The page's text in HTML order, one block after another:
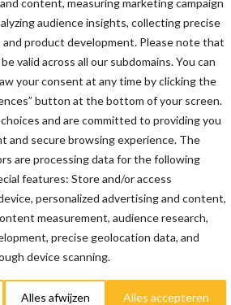
content, measuring marketing campaign
audience insights, collecting precise
product development. Please note that
valid across all our subdomains. You can
your consent at any time by clicking the
button at the bottom of your screen.
and are committed to providing you
and secure browsing experience. The
are processing data for the following
features: Store and/or access
personalized advertising and content,
measurement, audience research,
precise geolocation data, and
device scanning.
Alles afwijzen Alles accepteren
mogelijkheden om trainingen,